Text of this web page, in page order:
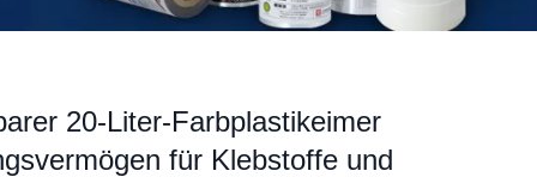
20-Liter-Farbplastikeimer
für Klebstoffe und